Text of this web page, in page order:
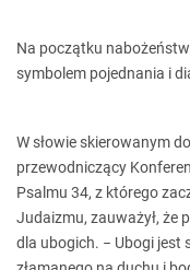
Na początku
symbolem pojednania i
W słowie skierowanym
przewodniczący
Psalmu 34, z którego
Judaizmu, zauważył, że
dla ubogich. − Ubogi jest